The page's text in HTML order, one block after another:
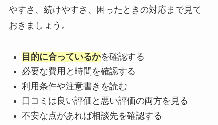
やすさ、続けやすさ、困ったときの対応まで見て
おきましょう。
目的に合っているかを確認する
必要な費用と時間を確認する
利用条件や注意書きを読む
口コミは良い評価と悪い評価の両方を見る
不安な点があれば相談先を確認する